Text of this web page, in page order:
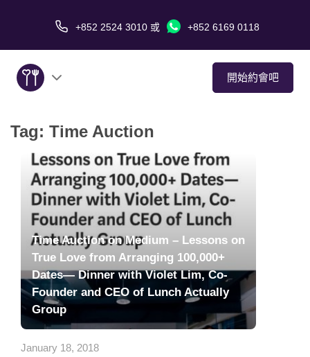
+852 2524 3010 或 +852 6169 0118
開始約會吧
關於我們
服務
愛情故事
傳媒報導
約會技巧
應用程式
聯絡我們
Tag: Time Auction
Time Auction on Medium – Lessons on
True Love from Arranging 100,000+
Dates— Dinner with Violet Lim, Co-
Founder and CEO of Lunch Actually
Group
January 18, 2018